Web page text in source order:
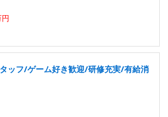
ッフ/ゲーム好き歓迎/研修充実/有給消